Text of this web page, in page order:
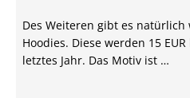
Des Weiteren gibt es
Hoodies. Diese werden 15
letztes Jahr. Das Motiv ist …